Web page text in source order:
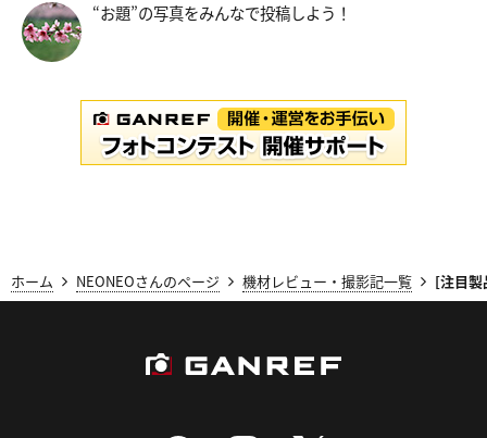
“お題”の写真をみんなで投稿しよう！
ホーム NEONEOさんのページ 機材レビュー・撮影記一覧 [注目